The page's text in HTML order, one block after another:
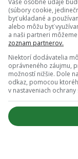
rásť za
alebo
a
a podľa
je
rastu,
Vaše osobné údaje
(súbory cookie,
byť ukladané a
alebo môžu byť
a naši partneri
zoznam partnerov.
Niektorí dodávatelia
oprávneného záujmu,
možností nižšie. Dole
odkaz, pomocou
v nastaveniach